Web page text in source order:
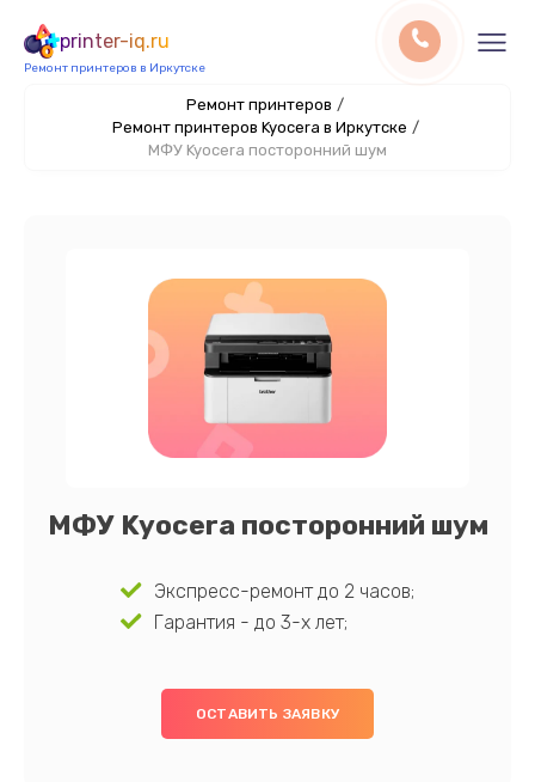
printer-iq.ru
Ремонт принтеров в Иркутске
Ремонт принтеров /
Ремонт принтеров Kyocera в Иркутске /
МФУ Kyocera посторонний шум
МФУ Kyocera посторонний шум
Экспресс-ремонт до 2 часов;
Гарантия - до 3-х лет;
ОСТАВИТЬ ЗАЯВКУ